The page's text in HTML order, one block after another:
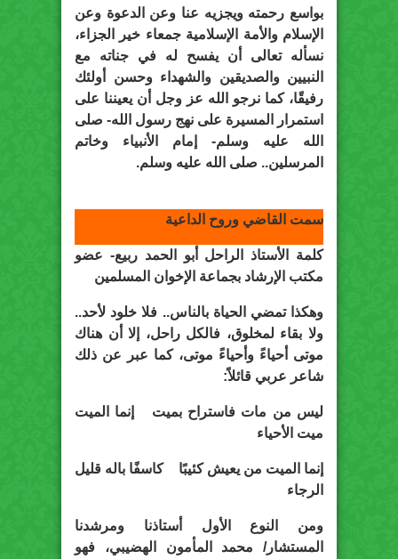
بواسع رحمته ويجزيه عنا وعن الدعوة وعن
الإسلام والأمة الإسلامية جمعاء خير الجزاء،
نسأله تعالى أن يفسح له في جناته مع
النبيين والصديقين والشهداء وحسن أولئك
رفيقًا، كما نرجو الله عز وجل أن يعيننا على
استمرار المسيرة على نهج رسول الله- صلى
الله عليه وسلم- إمام الأنبياء وخاتم
المرسلين.. صلى الله عليه وسلم.
سمت القاضي وروح الداعية
كلمة الأستاذ الراحل أبو الحمد ربيع- عضو
مكتب الإرشاد بجماعة الإخوان المسلمين
وهكذا تمضي الحياة بالناس.. فلا خلود لأحد..
ولا بقاء لمخلوق، فالكل راحل، إلا أن هناك
موتى أحياءً وأحياءً موتى، كما عبر عن ذلك
شاعر عربي قائلاً:
ليس من مات فاستراح بميت إنما الميت
ميت الأحياء
إنما الميت من يعيش كئيبًا كاسفًا باله قليل
الرجاء
ومن النوع الأول أستاذنا ومرشدنا
المستشار/ محمد المأمون الهضيبي، فهو